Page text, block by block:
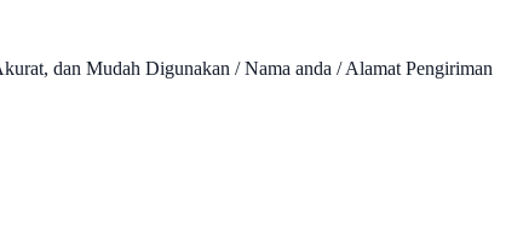
dan Mudah Digunakan / Nama anda / Alamat Pengiriman